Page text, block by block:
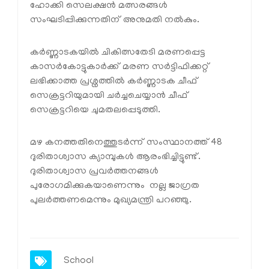
ഹോക്കി സെലക്ഷന്‍ മത്സരങ്ങള്‍
സംഘടിപ്പിക്കുന്നതിന് അനുമതി നല്‍കും.
കര്‍ണ്ണാടകയില്‍ ചികിത്സതേടി മരണപ്പെട്ട
കാസര്‍കോട്ടുകാര്‍ക്ക് മരണ സര്‍ട്ടിഫിക്കറ്റ്
ലഭിക്കാത്ത പ്രശ്നത്തില്‍ കര്‍ണ്ണാടക ചീഫ്
സെക്രട്ടറിയുമായി ചര്‍ച്ചചെയ്യാന്‍ ചീഫ്
സെക്രട്ടറിയെ ചുമതലപ്പെടുത്തി.
മഴ കനത്തതിനെത്തുടര്‍ന്ന് സംസ്ഥാനത്ത് 48
ദുരിതാശ്വാസ ക്യാമ്പുകള്‍ ആരംഭിച്ചിട്ടുണ്ട്.
ദുരിതാശ്വാസ പ്രവര്‍ത്തനങ്ങള്‍
പുരോഗമിക്കുകയാണെന്നും നല്ല ജാഗ്രത
പുലര്‍ത്തണമെന്നും മുഖ്യമന്ത്രി പറഞ്ഞു.
School